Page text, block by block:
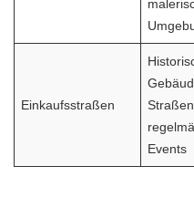
Einkaufsstraßen
Events